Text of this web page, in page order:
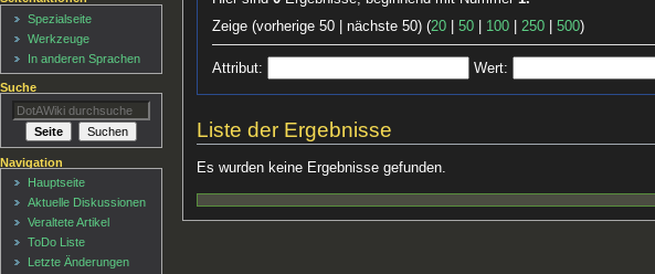
Zeige (vorherige 50 | nächste 50) (20 |50 100 |250 |500)
Attribut: Wert:
Liste der Ergebnisse
Es wurden keine Ergebnisse gefunden.
Spezialseite
Werkzeuge
In anderen Sprachen
Suche
Navigation
Hauptseite
Aktuelle Diskussionen
Veraltete Artikel
ToDo Liste
Letzte Änderungen